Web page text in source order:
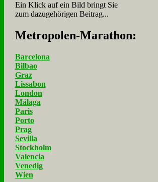
Ein Klick auf ein Bild bringt Sie
zum dazugehörigen Beitrag...
Me­tro­po­len-Ma­ra­thon:
Barcelona
Bilbao
Graz
Lissabon
London
Málaga
Paris
Porto
Prag
Sevilla
Stockholm
Valencia
Venedig
Wien